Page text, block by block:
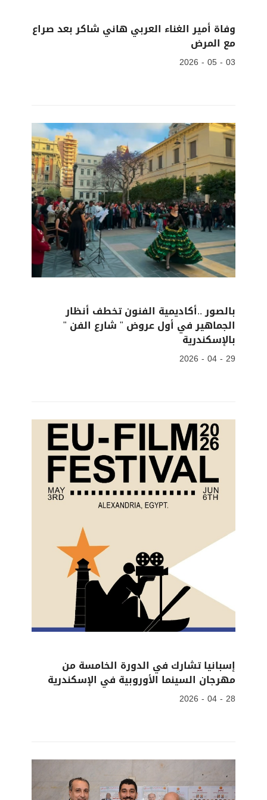
وفاة أمير الغناء العربي هاني شاكر بعد صراع
مع المرض
03 - 05 - 2026
بالصور ..أكاديمية الفنون تخطف أنظار
الجماهير في أول عروض " شارع الفن "
بالإسكندرية
29 - 04 - 2026
إسبانيا تشارك في الدورة الخامسة من
مهرجان السينما الأوروبية في الإسكندرية
28 - 04 - 2026